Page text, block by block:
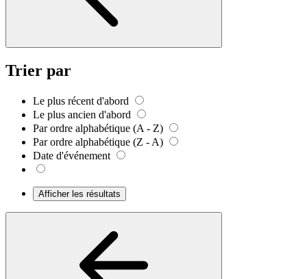
Trier par
Le plus récent d'abord
Le plus ancien d'abord
Par ordre alphabétique (A - Z)
Par ordre alphabétique (Z - A)
Date d'événement
Afficher les résultats